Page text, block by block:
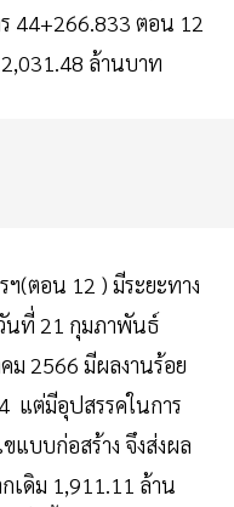
44+266.833 ตอน 12
ล้านบาท
ฯ(ตอน 12 ) มีระยะทาง
นที่ 21 กุมภาพันธ์
2566 มีผลงานร้อย
แต่มีอุปสรรคในการ
แบบก่อสร้าง จึงส่งผล
เดิม 1,911.11 ล้าน